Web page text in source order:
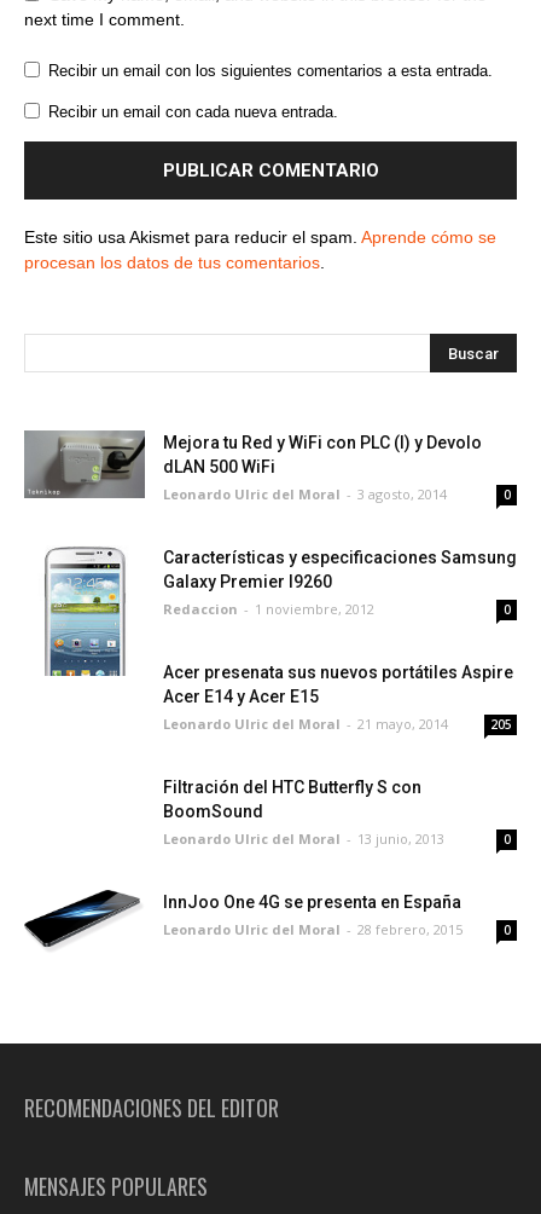
next time I comment.
Recibir un email con los siguientes comentarios a esta entrada.
Recibir un email con cada nueva entrada.
Este sitio usa Akismet para reducir el spam. Aprende cómo se
procesan los datos de tus comentarios
Mejora tu Red y WiFi con PLC (I) y Devolo
dLAN 500 WiFi
Leonardo Ulric del Moral - 3 agosto, 2014 0
Características y especificaciones Samsung
Galaxy Premier I9260
Redaccion - 1 noviembre, 2012 0
Acer presenata sus nuevos portátiles Aspire
Acer E14 y Acer E15
Leonardo Ulric del Moral - 21 mayo, 2014 205
Filtración del HTC Butterfly S con
BoomSound
Leonardo Ulric del Moral - 13 junio, 2013 0
InnJoo One 4G se presenta en España
Leonardo Ulric del Moral - 28 febrero, 2015 0
RECOMENDACIONES DEL EDITOR
MENSAJES POPULARES